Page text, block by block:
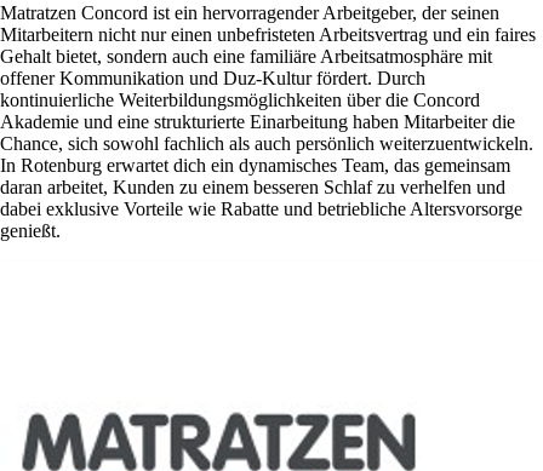
Matratzen Concord ist ein hervorragender Arbeitgeber, der seinen
Mitarbeitern nicht nur einen unbefristeten Arbeitsvertrag und ein faires
Gehalt bietet, sondern auch eine familiäre Arbeitsatmosphäre mit
offener Kommunikation und Duz-Kultur fördert. Durch
kontinuierliche Weiterbildungsmöglichkeiten über die Concord
Akademie und eine strukturierte Einarbeitung haben Mitarbeiter die
Chance, sich sowohl fachlich als auch persönlich weiterzuentwickeln.
In Rotenburg erwartet dich ein dynamisches Team, das gemeinsam
daran arbeitet, Kunden zu einem besseren Schlaf zu verhelfen und
dabei exklusive Vorteile wie Rabatte und betriebliche Altersvorsorge
genießt.